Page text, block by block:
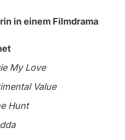
in einem Filmdrama
My Love
Value
Hunt